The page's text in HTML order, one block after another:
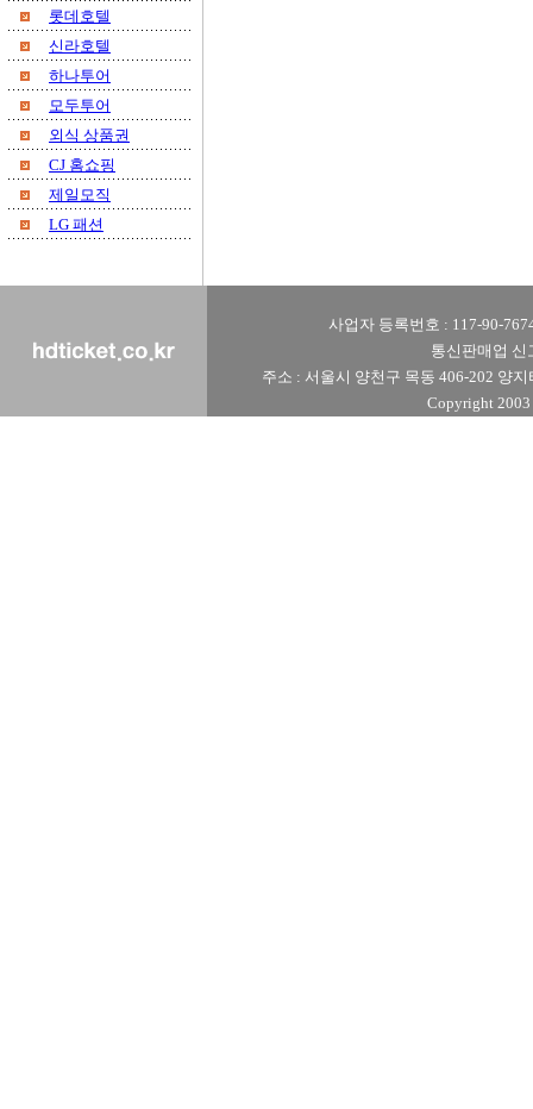
롯데호텔
신라호텔
하나투어
모두투어
외식 상품권
CJ 홈쇼핑
제일모직
LG 패션
사업자 등록번호 : 117-90-
통신판매업 신
주소 : 서울시 양천구 목동 406-202 양
Copyright